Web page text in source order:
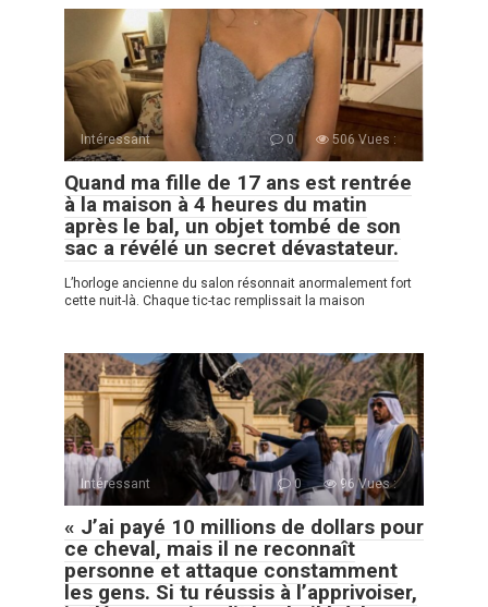
Intéressant 0 506 Vues :
Quand ma fille de 17 ans est rentrée
à la maison à 4 heures du matin
après le bal, un objet tombé de son
sac a révélé un secret dévastateur.
L’horloge ancienne du salon résonnait anormalement fort
cette nuit-là. Chaque tic-tac remplissait la maison
Intéressant 0 96 Vues :
« J’ai payé 10 millions de dollars pour
ce cheval, mais il ne reconnaît
personne et attaque constamment
les gens. Si tu réussis à l’apprivoiser,